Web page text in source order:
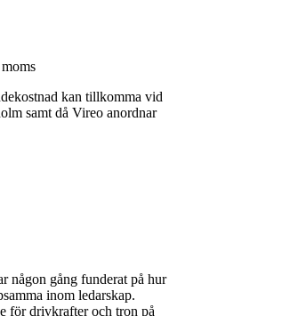
kan tillkomma vid
samt då Vireo anordnar
någon gång funderat på hur
inom ledarskap.
för drivkrafter och tron på